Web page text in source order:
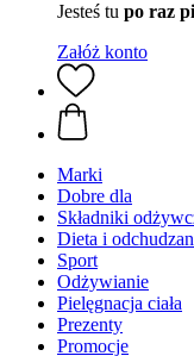
Jesteś tu po raz
Załóż konto
Marki
Dobre dla
Składniki
Dieta i
Sport
Odżywianie
Pielęgnacja ciała
Prezenty
Promocje